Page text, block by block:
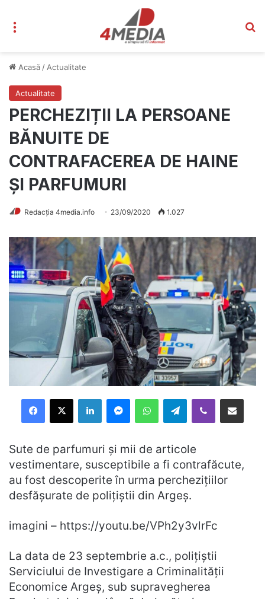
Acasă / Actualitate
Actualitate
PERCHEZIȚII LA PERSOANE
BĂNUITE DE
CONTRAFACEREA DE HAINE
ȘI PARFUMURI
Redacția 4media.info 23/09/2020 1.027
Facebook
X LinkedInMessengerWhatsAppTelegramViber Distribuie prin mail
Sute de parfumuri și mii de articole
vestimentare, susceptibile a fi contrafăcute,
au fost descoperite în urma perchezițiilor
desfășurate de polițiștii din Argeș.
imagini – https://youtu.be/VPh2y3vlrFc
La data de 23 septembrie a.c., polițiștii
Serviciului de Investigare a Criminalității
Economice Argeș, sub supravegherea